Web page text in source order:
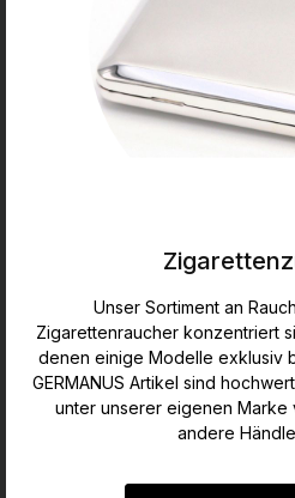
Unser Sortiment an
Zigarettenraucher konzentriert
denen einige Modelle exklusiv
GERMANUS Artikel sind
unter unserer eigenen Marke
andere